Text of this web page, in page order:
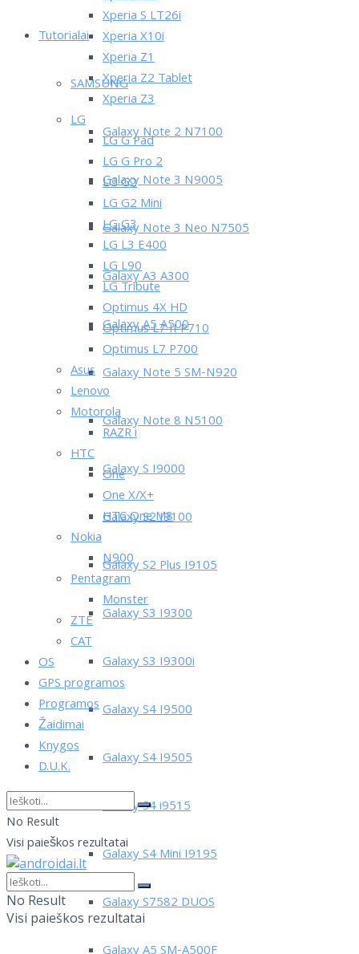
Tutorialai
SAMSUNG
Galaxy Note 2 N7100
Galaxy Note 3 N9005
Galaxy Note 3 Neo N7505
Galaxy A3 A300
Galaxy A5 A500
Galaxy Note 5 SM-N920
Galaxy Note 8 N5100
Galaxy S I9000
Galaxy S2 I9100
Galaxy S2 Plus I9105
Galaxy S3 I9300
Galaxy S3 I9300i
Galaxy S4 I9500
Galaxy S4 I9505
Galaxy S4 i9515
Galaxy S4 Mini I9195
Galaxy S7582 DUOS
Xperia S LT26i
Xperia X10i
Xperia Z1
Xperia Z2 Tablet
Xperia Z3
LG
LG G Pad
LG G Pro 2
LG G2
LG G2 Mini
LG G3
LG L3 E400
LG L90
LG Tribute
Optimus 4X HD
Optimus L7 II P710
Optimus L7 P700
Asus
Lenovo
Motorola
RAZR i
HTC
One
One X/X+
HTC One M8
Nokia
N900
Pentagram
Monster
ZTE
CAT
OS
GPS programos
Programos
Žaidimai
Knygos
D.U.K.
No Result
Visi paieškos rezultatai
No Result
Visi paieškos rezultatai